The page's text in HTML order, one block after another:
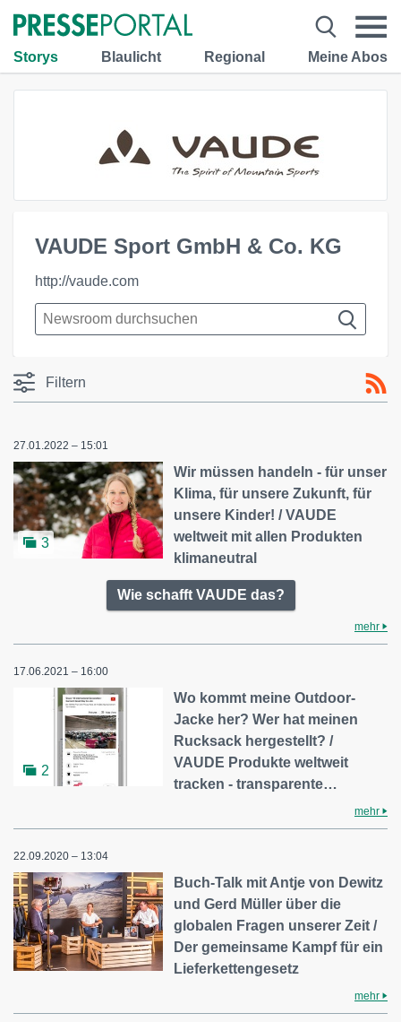
Storys Blaulicht Regional Meine Abos
VAUDE Sport GmbH & Co. KG
http://vaude.com
Filtern
27.01.2022 – 15:01
3
Wir müssen handeln - für unser
Klima, für unsere Zukunft, für
unsere Kinder! / VAUDE
weltweit mit allen Produkten
klimaneutral
Wie schafft VAUDE das?
mehr
17.06.2021 – 16:00
2
Wo kommt meine Outdoor-
Jacke her? Wer hat meinen
Rucksack hergestellt? /
VAUDE Produkte weltweit
tracken - transparente…
mehr
22.09.2020 – 13:04
Buch-Talk mit Antje von Dewitz
und Gerd Müller über die
globalen Fragen unserer Zeit /
Der gemeinsame Kampf für ein
Lieferkettengesetz
mehr